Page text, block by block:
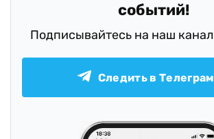
событий!
Подписывайтесь на наш канал
Следить в